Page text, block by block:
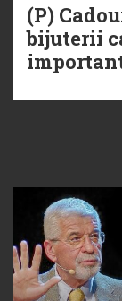
(P)
bijuterii